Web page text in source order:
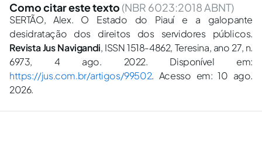
Como citar este texto (NBR 6023:2018 ABNT)
SERTÃO, Alex. O Estado do Piauí e a galopante
desidratação dos direitos dos servidores públicos.
Revista Jus Navigandi, ISSN 1518-4862, Teresina, ano 27, n.
6973, 4 ago. 2022. Disponível em:
https://jus.com.br/artigos/99502. Acesso em: 10 ago.
2026.